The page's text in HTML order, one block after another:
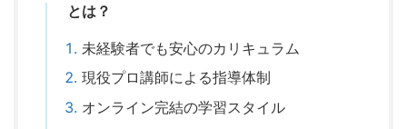
とは？
未経験者でも安心のカリキュラム
現役プロ講師による指導体制
オンライン完結の学習スタイル